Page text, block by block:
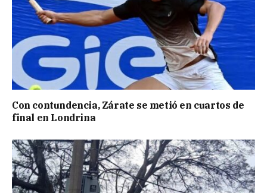
Con contundencia, Zárate se metió en cuartos de
final en Londrina